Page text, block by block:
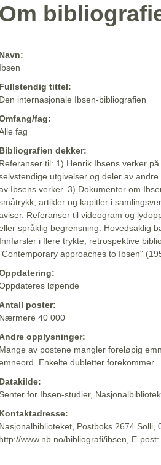
Om
Navn:
Ibsen
Fullstendig tittel:
Den internasjonale Ibsen-bibliografien
fag:
fag
Bibliografien dekker:
Referanser til: 1) Henrik Ibsens verker
utgivelser og deler av
Ibsens verker. 3) Dokumenter om
artikler og kapitler i
Referanser til videogram og
språklig begrensning. Hovedsaklig
Innførsler i flere trykte, retrospektive
approaches to Ibsen"
løpende
poster:
Nærmere 40 000
opplysninger:
Mange av postene mangler foreløpig
Enkelte dubletter forekommer.
Datakilde:
Senter for Ibsen-studier,
Kontaktadresse:
Nasjonalbiblioteket, Postboks 2674 Solli,
http://www.nb.no/bibliografi/ibsen, E-